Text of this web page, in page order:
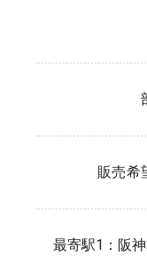
販売希
最寄駅1： 阪